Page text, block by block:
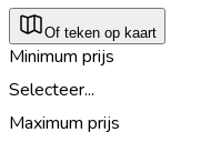
Of teken op kaart
Minimum prijs
Selecteer...
Maximum prijs